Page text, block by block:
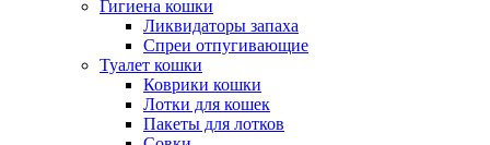
Гигиена кошки
Ликвидаторы запаха
Спреи отпугивающие
Туалет кошки
Коврики кошки
Лотки для кошек
Пакеты для лотков